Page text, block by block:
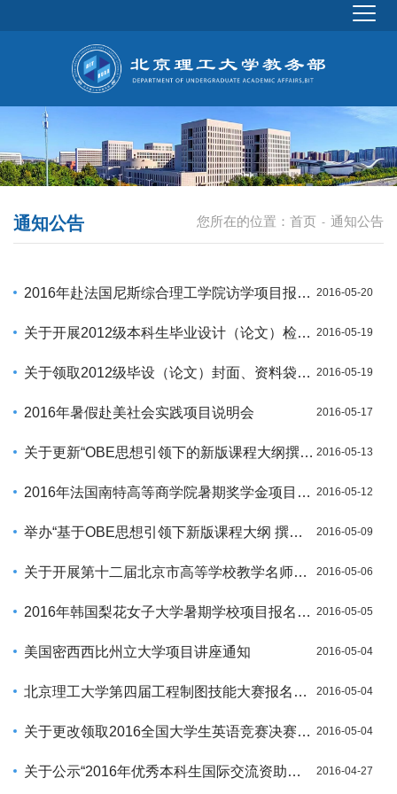
您所在的位置： 首页 - 通知公告
通知公告
2016年赴法国尼斯综合理工学院访学项目报名通知-补充通知 2016-05-20
关于开展2012级本科生毕业设计（论文）检测工作的通知 2016-05-19
关于领取2012级毕设（论文）封面、资料袋的通知 2016-05-19
2016年暑假赴美社会实践项目说明会 2016-05-17
关于更新“OBE思想引领下的新版课程大纲撰写”培训会地址的说明 2016-05-13
2016年法国南特高等商学院暑期奖学金项目报名通知 2016-05-12
举办“基于OBE思想引领下新版课程大纲 撰写业务培训会”通知 2016-05-09
关于开展第十二届北京市高等学校教学名师奖申报评选工作的通知 2016-05-06
2016年韩国梨花女子大学暑期学校项目报名通知 2016-05-05
美国密西西比州立大学项目讲座通知 2016-05-04
北京理工大学第四届工程制图技能大赛报名通知 2016-05-04
关于更改领取2016全国大学生英语竞赛决赛准考证时间的通知 2016-05-04
关于公示“2016年优秀本科生国际交流资助项目”选拔结果的通知三 2016-04-27